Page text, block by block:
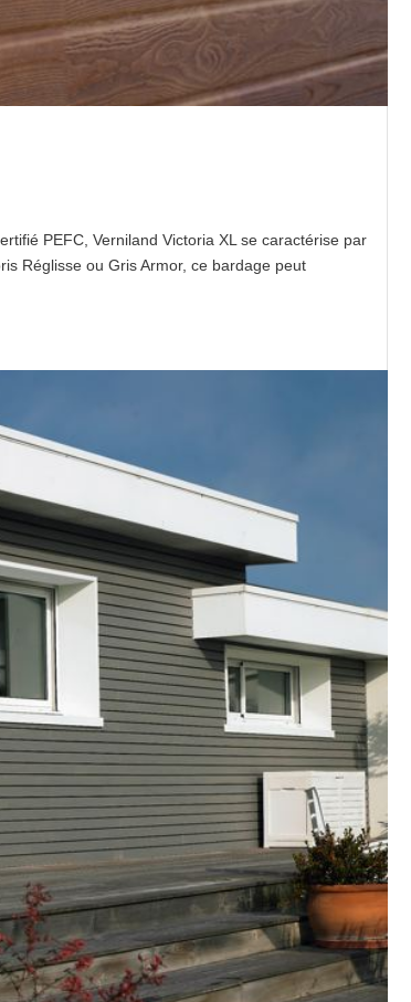
PEFC, Verniland Victoria XL se caractérise par
Réglisse ou Gris Armor, ce bardage peut